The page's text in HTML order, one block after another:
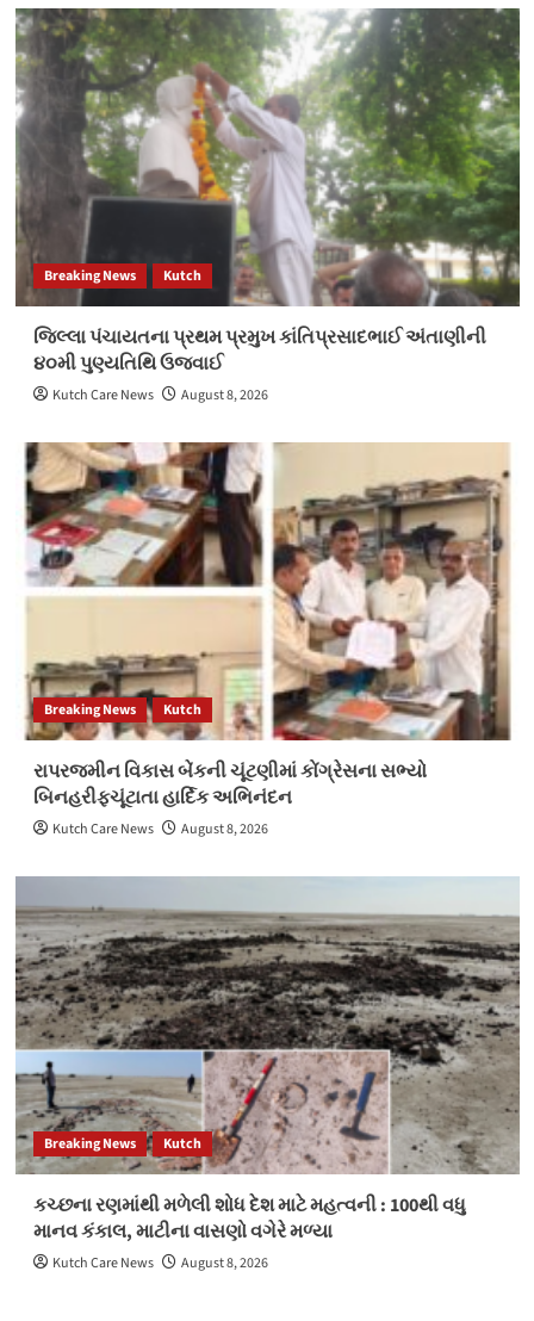
Breaking News Kutch
જિલ્લા પંચાયતના પ્રથમ પ્રમુખ કાંતિપ્રસાદભાઈ અંતાણીની
૪૦મી પુણ્યતિથિ ઉજવાઈ
Kutch Care News August 8, 2026
Breaking News Kutch
રાપરજમીન વિકાસ બેંકની ચૂંટણીમાં કોંગ્રેસના સભ્યો
બિનહરીફચૂંટાતા હાર્દિક અભિનંદન
Kutch Care News August 8, 2026
Breaking News Kutch
કચ્છના રણમાંથી મળેલી શોધ દેશ માટે મહત્વની : 100થી વધુ
માનવ કંકાલ, માટીના વાસણો વગેરે મળ્યા
Kutch Care News August 8, 2026